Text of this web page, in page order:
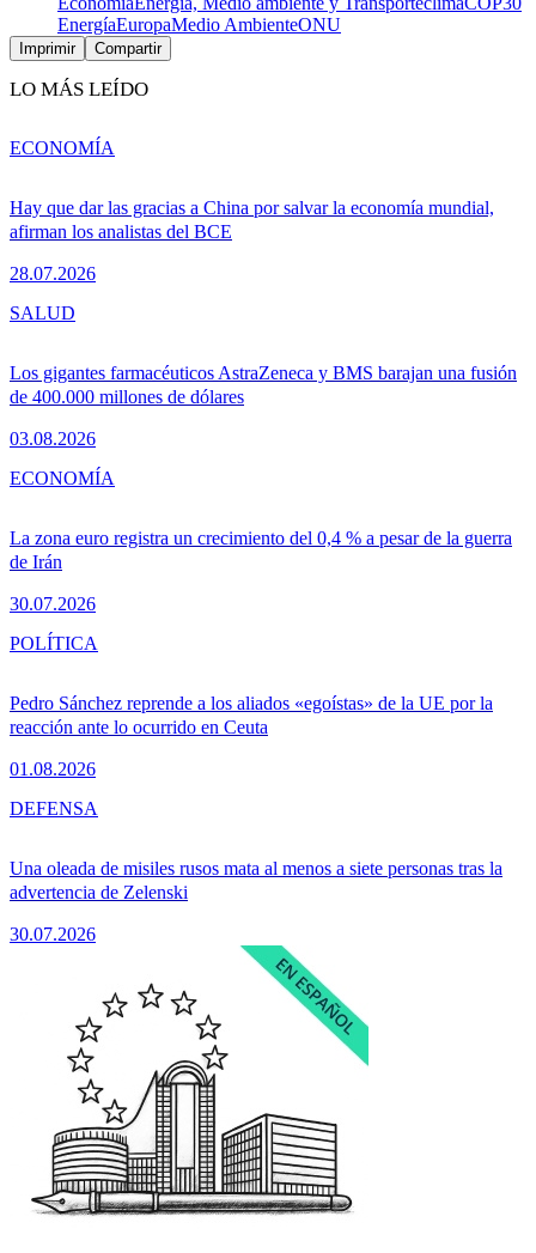
EnergíaEuropaMedio AmbienteONU
Imprimir Compartir
LO MÁS LEÍDO
Hay que dar las gracias a China por salvar la economía mundial,
afirman los analistas del BCE
28.07.2026
ECONOMÍA
Los gigantes farmacéuticos AstraZeneca y BMS barajan una fusión
de 400.000 millones de dólares
03.08.2026
SALUD
La zona euro registra un crecimiento del 0,4 % a pesar de la guerra
de Irán
30.07.2026
ECONOMÍA
Pedro Sánchez reprende a los aliados «egoístas» de la UE por la
reacción ante lo ocurrido en Ceuta
01.08.2026
POLÍTICA
Una oleada de misiles rusos mata al menos a siete personas tras la
advertencia de Zelenski
30.07.2026
DEFENSA